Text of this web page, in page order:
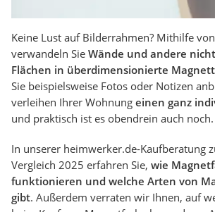
Keine Lust auf Bilderrahmen? Mithilfe
verwandeln Sie Wände und andere
Flächen in überdimensionierte
Sie beispielsweise Fotos oder Notizen
verleihen Ihrer Wohnung einen ganz
und praktisch ist es obendrein auch noch.
In unserer heimwerker.de-Kaufberatung
Vergleich 2025 erfahren Sie, wie
funktionieren und welche Arten von
gibt. Außerdem verraten wir Ihnen, auf